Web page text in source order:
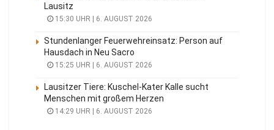
Lausitz
15:30 UHR | 6. AUGUST 2026
Stundenlanger Feuerwehreinsatz: Person auf
Hausdach in Neu Sacro
15:25 UHR | 6. AUGUST 2026
Lausitzer Tiere: Kuschel-Kater Kalle sucht
Menschen mit großem Herzen
14:29 UHR | 6. AUGUST 2026